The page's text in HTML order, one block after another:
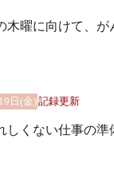
木曜に向けて、が
日(金)記録更新
しくない仕事の